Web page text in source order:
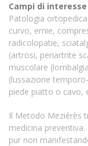
Campi di interesse
Patologia
curvo, ernie,
radicolopatie,
(artrosi, periartrite
muscolare
(lussazione
piede piatto o cavo,
Il Metodo Meziérès
medicina
pur non